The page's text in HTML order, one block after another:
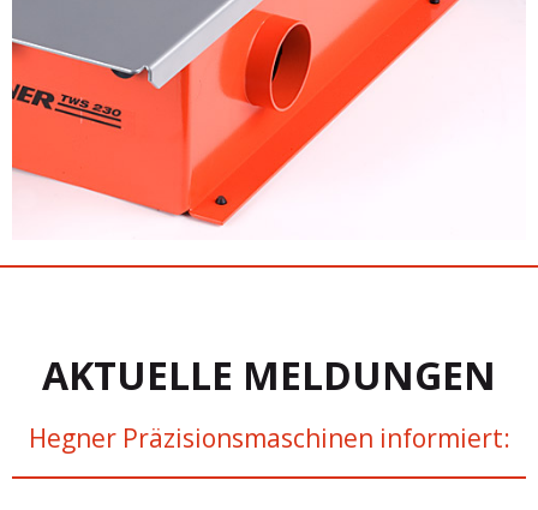
AKTUELLE MELDUNGEN
Hegner Präzisionsmaschinen informiert: